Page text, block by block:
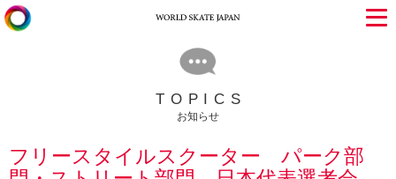
TOPICS
お知らせ
フリースタイルスクーター パーク部